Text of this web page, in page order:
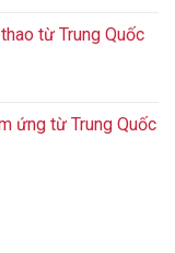
từ Trung Quốc
ứng từ Trung Quốc